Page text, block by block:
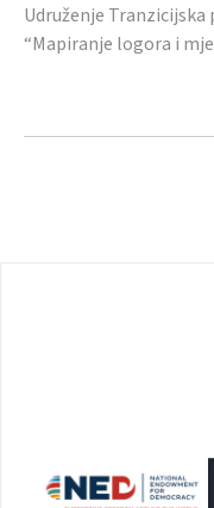
Udruženje
“Mapiranje logora i